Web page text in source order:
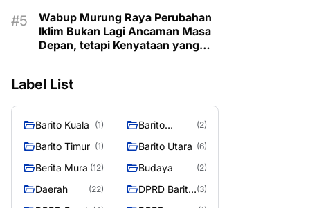
Wabup Murung Raya Perubahan
Iklim Bukan Lagi Ancaman Masa
Depan, tetapi Kenyataan yang
Label List
Barito Kuala (1)
Barito
(2)
Barito Timur (1) Barito Utara (6)
Berita Mura (12) Budaya (2)
Daerah (22)
DPRD Barito (3)